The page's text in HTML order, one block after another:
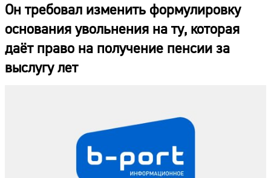
Он требовал изменить формулировку
основания увольнения на ту, которая
даёт право на получение пенсии за
выслугу лет